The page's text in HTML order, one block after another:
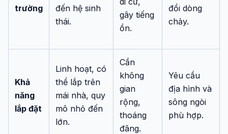
trường
đến hệ sinh
thái.
gây tiếng
ồn.
đổi dòng
chảy.
Khả
năng
lắp đặt
Linh hoạt, có
thể lắp trên
mái nhà, quy
mô nhỏ đến
lớn.
Cần
không
gian
rộng,
thoáng
đãng.
Yêu cầu
địa hình và
sông ngòi
phù hợp.